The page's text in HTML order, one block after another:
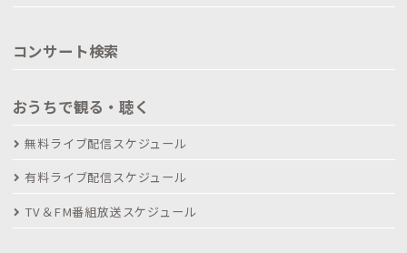
コンサート検索
おうちで観る・聴く
無料ライブ配信スケジュール
有料ライブ配信スケジュール
TV＆FM番組放送スケジュール